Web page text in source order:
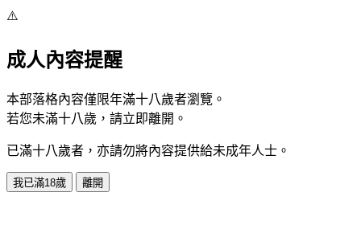
⚠️
成人內容提醒
本部落格內容僅限年滿十八歲者瀏覽。
若您未滿十八歲，請立即離開。
已滿十八歲者，亦請勿將內容提供給未成年人士。
我已滿18歲 離開